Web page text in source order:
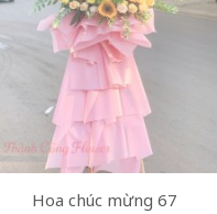
Hoa chúc mừng 67